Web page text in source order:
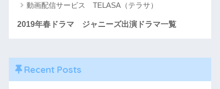
動画配信サービス TELASA（テラサ）
2019年春ドラマ ジャニーズ出演ドラマ一覧
Recent Posts